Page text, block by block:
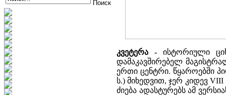
კვეტერა - ისტორიული
დამაკავშირებელ
ერთი ცენტრი. წყაროებში
ს.) მიხედვით, ჯერ კიდევ
ძიება ადასტურებს ამ